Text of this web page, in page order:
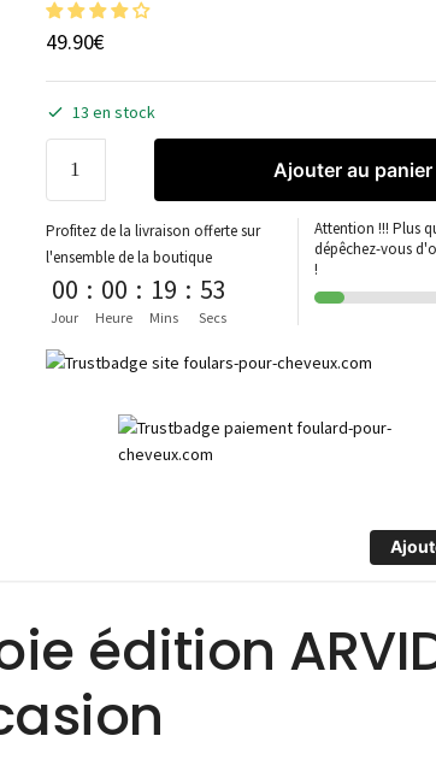
49.90€
13 en stock
Ajouter au panier
Profitez de la livraison offerte sur
l'ensemble de la boutique
00
Jour
: 00
Heure
: 19
Mins
: 53
Secs
Attention !!! Plus
dépêchez-vous
!
édition